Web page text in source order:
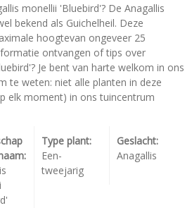
monellii 'Bluebird'? De Anagallis
bekend als Guichelheil. Deze
hoogtevan ongeveer 25
ontvangen of tips over
Je bent van harte welkom in ons
te weten: niet alle planten in deze
elk moment) in ons tuincentrum
Type plant:
Een-
tweejarig
Geslacht:
Anagallis